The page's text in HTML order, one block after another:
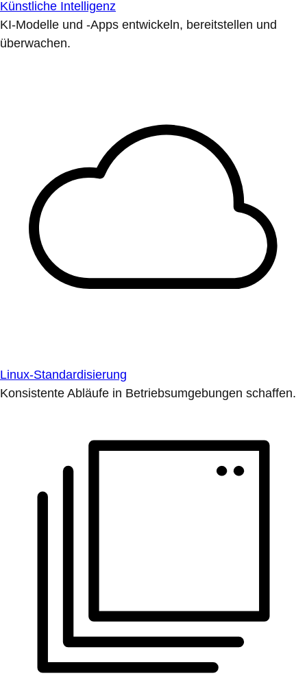
Künstliche Intelligenz
KI-Modelle und -Apps entwickeln, bereitstellen und
überwachen.
Linux-Standardisierung
Konsistente Abläufe in Betriebsumgebungen schaffen.